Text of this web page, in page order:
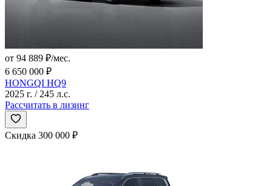
от 94 889 ₽/мес.
6 650 000 ₽
HONGQI HQ9
2025 г. / 245 л.с.
Рассчитать в лизинг
Скидка 300 000 ₽